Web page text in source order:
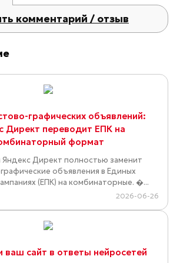
комментарий / отзыв
графических объявлений:
Директ переводит ЕПК на
формат
Директ полностью заменит
объявления в Единых
(ЕПК) на комбинаторные. �...
2026-06-26
ваш сайт в ответы нейросетей